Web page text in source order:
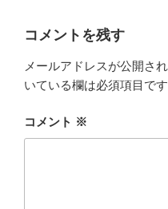
コメントを残す
メールアドレスが公開さ
いている欄は必須項目です
コメント ※